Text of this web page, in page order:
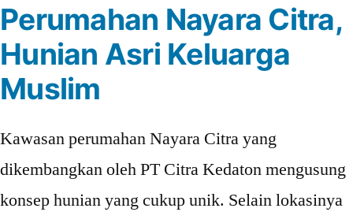
Perumahan Nayara Citra,
Hunian Asri Keluarga
Muslim
Kawasan perumahan Nayara Citra yang
dikembangkan oleh PT Citra Kedaton mengusung
konsep hunian yang cukup unik. Selain lokasinya